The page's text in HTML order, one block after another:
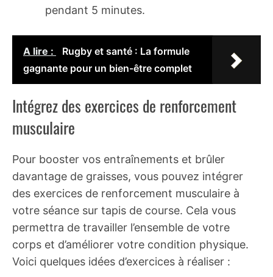
pendant 5 minutes.
A lire :
Rugby et santé : La formule
gagnante pour un bien-être complet
Intégrez des exercices de renforcement
musculaire
Pour booster vos entraînements et brûler
davantage de graisses, vous pouvez intégrer
des exercices de renforcement musculaire à
votre séance sur tapis de course. Cela vous
permettra de travailler l’ensemble de votre
corps et d’améliorer votre condition physique.
Voici quelques idées d’exercices à réaliser :